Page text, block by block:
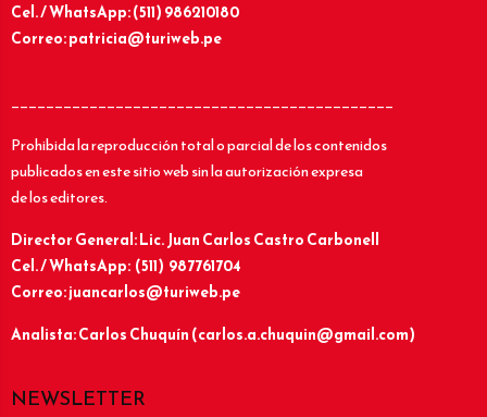
Cel. / WhatsApp: (511) 986210180
Correo: patricia@turiweb.pe
____________________________________________
Prohibida la reproducción total o parcial de los contenidos
publicados en este sitio web sin la autorización expresa
de los editores.
Director General: Lic.Juan Carlos Castro Carbonell
Cel. / WhatsApp: (511) 987761704
Correo: juancarlos@turiweb.pe
Analista: Carlos Chuquín (carlos.a.chuquin@gmail.com)
NEWSLETTER